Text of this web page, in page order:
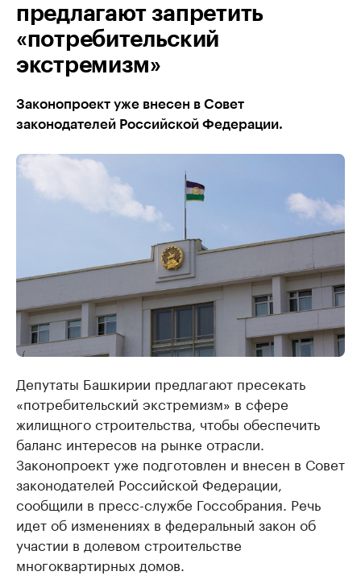
предлагают запретить
«потребительский
экстремизм»
Законопроект уже внесен в Совет
законодателей Российской Федерации.
Депутаты Башкирии предлагают пресекать
«потребительский экстремизм» в сфере
жилищного строительства, чтобы обеспечить
баланс интересов на рынке отрасли.
Законопроект уже подготовлен и внесен в Совет
законодателей Российской Федерации,
сообщили в пресс-службе Госсобрания. Речь
идет об изменениях в федеральный закон об
участии в долевом строительстве
многоквартирных домов.